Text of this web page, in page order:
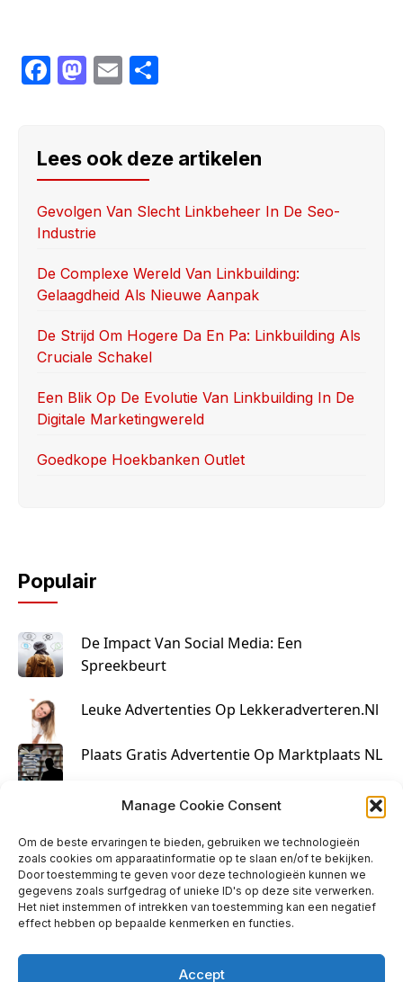
Manage Cookie Consent
Om de beste ervaringen te bieden, gebruiken we technologieën
zoals cookies om apparaatinformatie op te slaan en/of te bekijken.
Door toestemming te geven voor deze technologieën kunnen we
gegevens zoals surfgedrag of unieke ID's op deze site verwerken.
Het niet instemmen of intrekken van toestemming kan een negatief
effect hebben op bepaalde kenmerken en functies.
Accept
F
e
b
o
o
k
M
o
d
o
n
E
e
Lees ook deze artikelen
Gevolgen Van Slecht Linkbeheer In De Seo-
Industrie
De Complexe Wereld Van Linkbuilding:
Gelaagdheid Als Nieuwe Aanpak
De Strijd Om Hogere Da En Pa: Linkbuilding Als
Cruciale Schakel
Een Blik Op De Evolutie Van Linkbuilding In De
Digitale Marketingwereld
Goedkope Hoekbanken Outlet
Populair
De Impact Van Social Media: Een
Spreekbeurt
Leuke Advertenties Op Lekkeradverteren.nl
Plaats Gratis Advertentie Op Marktplaats NL
Kruisbestuiving Voor Succesvolle Marketing